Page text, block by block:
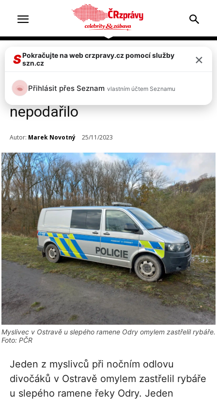
Top 2 Zprávy
Tragický omyl! Myslivec v noci
zastřelil rybáře. Oživit se ho
nepodařilo
Autor: Marek Novotný 25/11/2023
Myslivec v Ostravě u slepého ramene Odry omylem zastřelil rybáře.
Foto: PČR
Jeden z myslivců při nočním odlovu
divočáků v Ostravě omylem zastřelil rybáře
u slepého ramene řeky Odry. Jeden
SPokračujte na web crzpravy.cz pomocí služby
szn.cz
×
Přihlásit přes Seznam vlastním účtem Seznamu